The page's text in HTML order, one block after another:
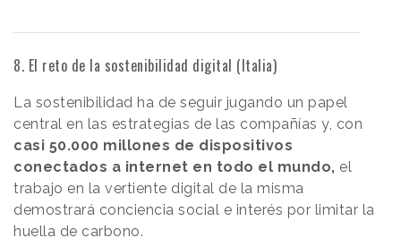
8. El reto de la sostenibilidad digital (Italia)
La sostenibilidad ha de seguir jugando un papel
central en las estrategias de las compañías y, con
casi 50.000 millones de dispositivos
conectados a internet en todo el mundo, el
trabajo en la vertiente digital de la misma
demostrará conciencia social e interés por limitar la
huella de carbono.